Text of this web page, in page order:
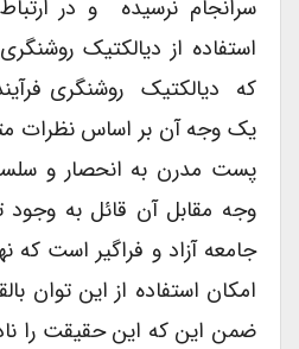
سرانجام نرسیده و در
استفاده از دیالکتیک
که دیالکتیک روشنگری
یک وجه آن بر اساس نظرات
پست مدرن به انحصار و
وجه مقابل آن قائل به وجود
جامعه آزاد و فراگیر است که
امکان استفاده از این توان
ضمن این که این حقیقت را